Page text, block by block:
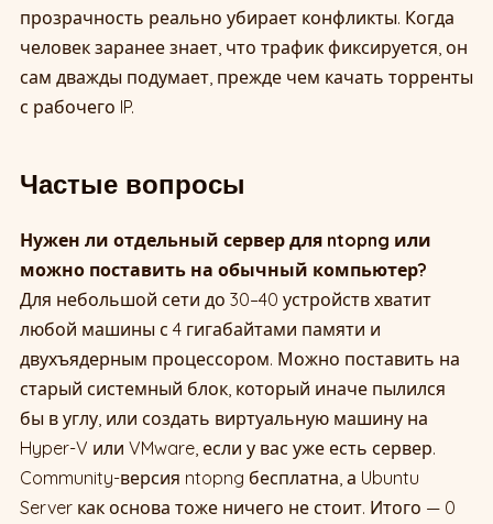
прозрачность реально убирает конфликты. Когда
человек заранее знает, что трафик фиксируется, он
сам дважды подумает, прежде чем качать торренты
с рабочего IP.
Частые вопросы
Нужен ли отдельный сервер для ntopng или
можно поставить на обычный компьютер?
Для небольшой сети до 30–40 устройств хватит
любой машины с 4 гигабайтами памяти и
двухъядерным процессором. Можно поставить на
старый системный блок, который иначе пылился
бы в углу, или создать виртуальную машину на
Hyper-V или VMware, если у вас уже есть сервер.
Community-версия ntopng бесплатна, а Ubuntu
Server как основа тоже ничего не стоит. Итого — 0